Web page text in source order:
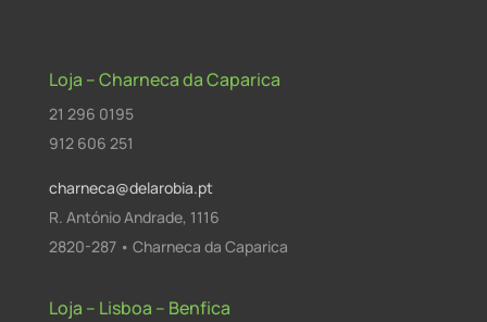
Loja – Charneca da Caparica
21 296 0195
912 606 251
charneca@delarobia.pt
R. António Andrade, 1116
2820-287 • Charneca da Caparica
Loja – Lisboa – Benfica